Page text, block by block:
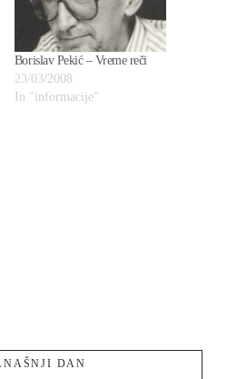
Borislav Pekić – Vreme reči
23/03/2008
In "informacije"
DAN